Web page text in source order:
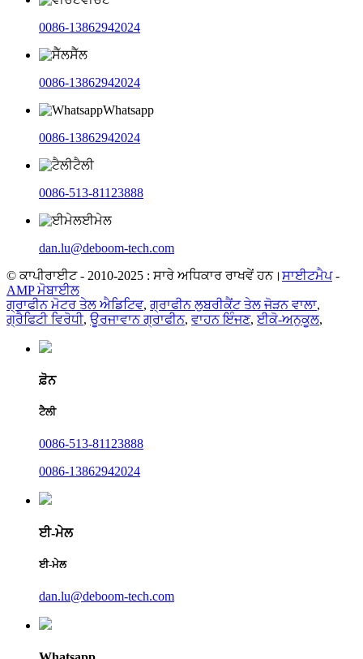
0086-13862942024
ਸੈੱਲ
0086-13862942024
Whatsapp
0086-13862942024
ਟੈਲੀ
0086-513-81123888
ਈਮੇਲ
dan.lu@deboom-tech.com
© ਕਾਪੀਰਾਈਟ - 2010-2025 : ਸਾਰੇ ਅਧਿਕਾਰ ਰਾਖਵੇਂ ਹਨ। ਸਾਈਟਮੈਪ-
AMP ਮੋਬਾਈਲ
ਗ੍ਰਾਫੀਨ ਮੋਟਰ ਤੇਲ ਐਡਿਟਿਵ, ਗ੍ਰਾਫੀਨ ਲੁਬਰੀਕੈਂਟ ਤੇਲ ਜੋੜਨ ਵਾਲਾ,
ਗ੍ਰੈਫਿਟੀ ਵਿਰੋਧੀ, ਊਰਜਾਵਾਨ ਗ੍ਰਾਫੀਨ, ਵਾਹਨ ਇੰਜਣ,ਈਕੋ-ਅਨੁਕੂਲ,
ਫ਼ੋਨ
ਟੈਲੀ
0086-513-81123888
0086-13862942024
ਈ-ਮੇਲ
ਈ-ਮੇਲ
dan.lu@deboom-tech.com